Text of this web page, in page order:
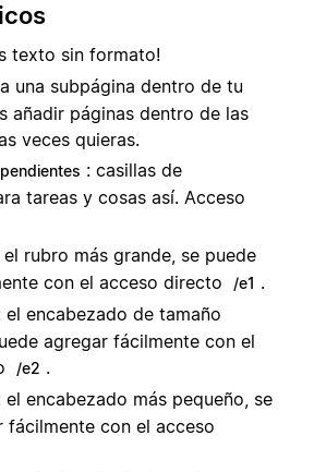
texto sin formato!
una subpágina dentro de tu
añadir páginas dentro de las
veces quieras.
: casillas de
tareas y cosas así. Acceso
el rubro más grande, se puede
con el acceso directo
/e1 .
el encabezado de tamaño
agregar fácilmente con el
/e2 .
el encabezado más pequeño, se
fácilmente con el acceso